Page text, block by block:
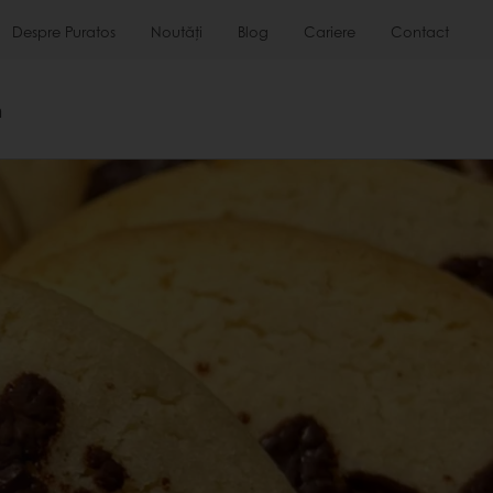
Despre Puratos Noutăți Blog Cariere Contact